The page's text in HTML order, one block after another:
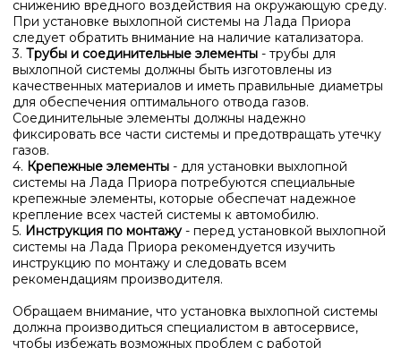
снижению вредного воздействия на окружающую среду.
При установке выхлопной системы на Лада Приора
следует обратить внимание на наличие катализатора.
3. Трубы и соединительные элементы - трубы для
выхлопной системы должны быть изготовлены из
качественных материалов и иметь правильные диаметры
для обеспечения оптимального отвода газов.
Соединительные элементы должны надежно
фиксировать все части системы и предотвращать утечку
газов.
4. Крепежные элементы - для установки выхлопной
системы на Лада Приора потребуются специальные
крепежные элементы, которые обеспечат надежное
крепление всех частей системы к автомобилю.
5. Инструкция по монтажу- перед установкой выхлопной
системы на Лада Приора рекомендуется изучить
инструкцию по монтажу и следовать всем
рекомендациям производителя.
Обращаем внимание, что установка выхлопной системы
должна производиться специалистом в автосервисе,
чтобы избежать возможных проблем с работой